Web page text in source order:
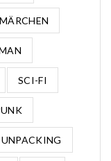
MÄRCHEN
SCI-FI
UNPACKING